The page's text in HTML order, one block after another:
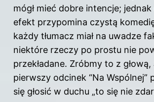
mógł mieć dobre intencje;
efekt przypomina czystą
każdy tłumacz miał na uwadze
niektóre rzeczy po prostu nie
przekładane. Zróbmy to z
pierwszy odcinek “Na Wspólnej”
się głosić w duchu „to się nie